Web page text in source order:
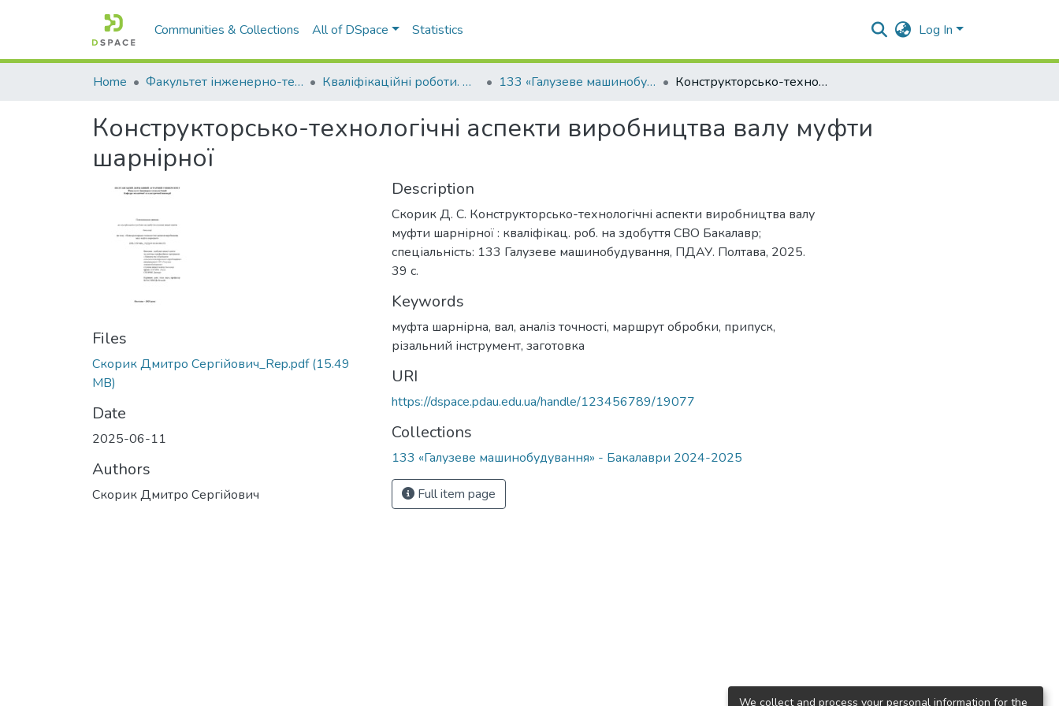
Communities & Collections All of DSpace Statistics Log In
Home Факультет інженерно-технологічний Кваліфікаційні роботи. Факультет інженерно-технологічний 133 «Галузеве машинобудування» - Бакалаври 2024-2025 Конструкторсько-технологічні аспекти виробництва валу муфти шарнірної
Конструкторсько-технологічні аспекти виробництва валу муфти
шарнірної
Files
Скорик Дмитро Сергійович_Rep.pdf(15.49
MB)
Date
2025-06-11
Authors
Скорик Дмитро Сергійович
Description
Скорик Д. С. Конструкторсько-технологічні аспекти виробництва валу
муфти шарнірної : кваліфікац. роб. на здобуття СВО Бакалавр;
спеціальність: 133 Галузеве машинобудування, ПДАУ. Полтава, 2025.
39 с.
Keywords
муфта шарнірна, вал, аналіз точності, маршрут обробки, припуск,
різальний інструмент, заготовка
URI
https://dspace.pdau.edu.ua/handle/123456789/19077
Collections
133 «Галузеве машинобудування» - Бакалаври 2024-2025
Full item page
We collect and process your personal information for the